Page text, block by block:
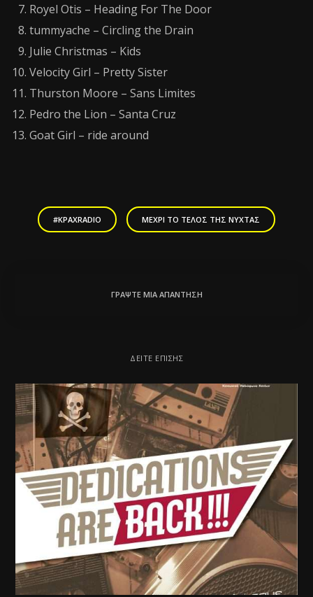
Royel Otis – Heading For The Door
tummyache – Circling the Drain
Julie Christmas – Kids
Velocity Girl – Pretty Sister
Thurston Moore – Sans Limites
Pedro the Lion – Santa Cruz
Goat Girl – ride around
#KPAXRADIO ΜΈΧΡΙ ΤΟ ΤΈΛΟΣ ΤΗΣ ΝΎΧΤΑΣ
ΓΡΆΨΤΕ ΜΙΑ ΑΠΆΝΤΗΣΗ
ΔΕΊΤΕ ΕΠΊΣΗΣ